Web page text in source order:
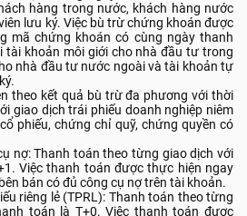
hàng trong nước, khách hàng nước
lưu ký. Việc bù trừ chứng khoán được
mã chứng khoán có cùng ngày thanh
tài khoản môi giới cho nhà đầu tư trong
nhà đầu tư nước ngoài và tài khoản tự
theo kết quả bù trừ đa phương với thời
giao dịch trái phiếu doanh nghiệp niêm
phiếu, chứng chỉ quỹ, chứng quyền có
nợ: Thanh toán theo từng giao dịch với
Việc thanh toán được thực hiện ngay
bán có đủ công cụ nợ trên tài khoản.
riêng lẻ (TPRL): Thanh toán theo từng
toán là T+0. Việc thanh toán được